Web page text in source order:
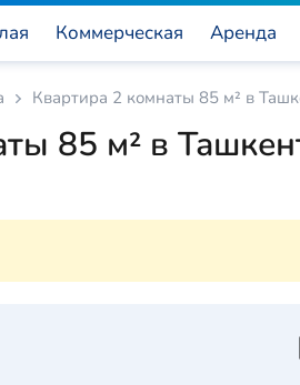
Коммерческая Аренда
Квартира 2 комнаты 85 м² в
85 м² в